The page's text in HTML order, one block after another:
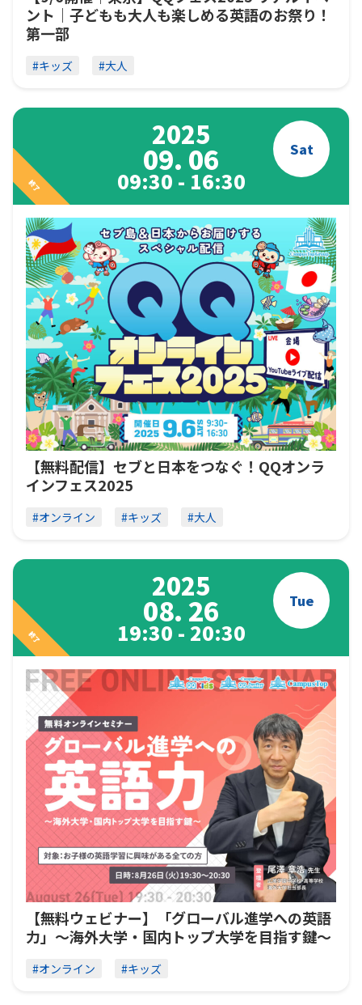
ント｜子どもも大人も楽しめる英語のお祭り！
第一部
#キッズ #大人
【無料配信】セブと日本をつなぐ！QQオンラ
インフェス2025
終了
2025
09. 06 Sat
09:30 - 16:30
#オンライン #キッズ #大人
【無料ウェビナー】「グローバル進学への英語
力」〜海外大学・国内トップ大学を目指す鍵〜
終了
2025
08. 26 Tue
19:30 - 20:30
#オンライン #キッズ